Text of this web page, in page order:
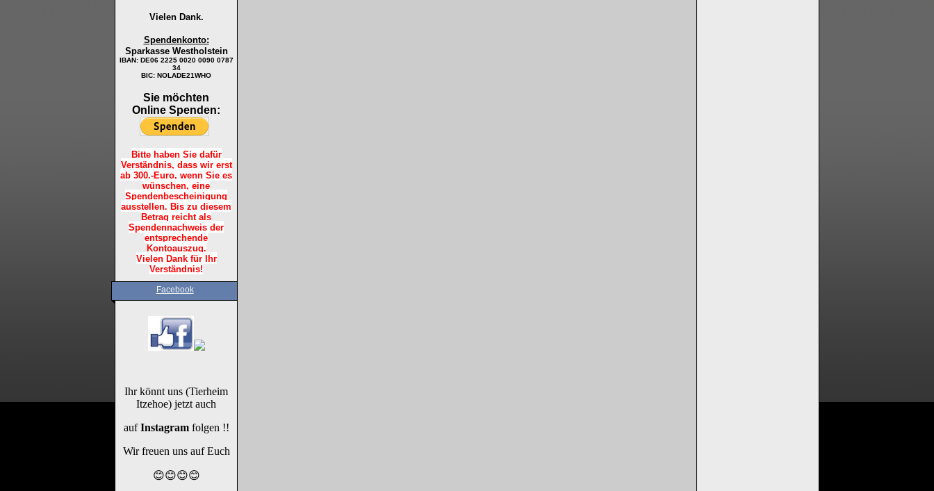
Vielen Dank.
Spendenkonto:
Sparkasse Westholstein
IBAN: DE06 2225 0020 0090 0787
34
BIC: NOLADE21WHO
Sie möchten
Online Spenden:
Bitte haben Sie dafür
Verständnis, dass wir erst
ab 300.-Euro, wenn Sie es
wünschen, eine
Spendenbescheinigung
ausstellen. Bis zu diesem
Betrag reicht als
Spendennachweis der
entsprechende
Kontoauszug.
Vielen Dank für Ihr
Verständnis!
Facebook
Ihr könnt uns (Tierheim
Itzehoe) jetzt auch
aufInstagramfolgen !!
Wir freuen uns auf Euch
😊😊😊😊